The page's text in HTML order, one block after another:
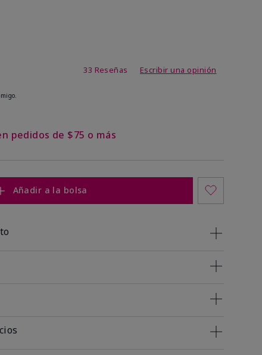
de 5
33 Reseñas Escribir una opinión
pedidos de $75 o más
Añadir a la bolsa